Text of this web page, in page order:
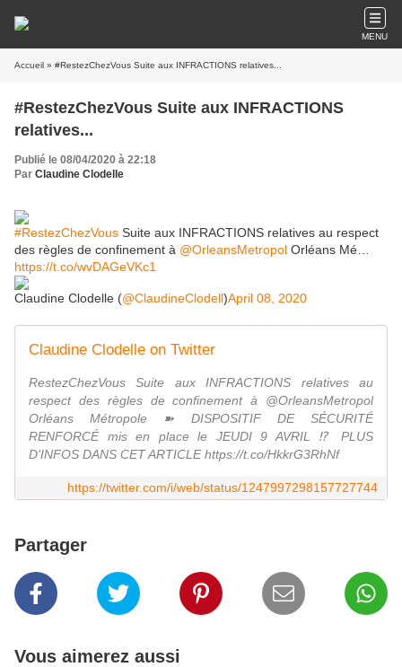
MENU
Accueil » #RestezChezVous Suite aux INFRACTIONS relatives...
#RestezChezVous Suite aux INFRACTIONS
relatives...
Publié le 08/04/2020 à 22:18
Par Claudine Clodelle
#RestezChezVous Suite aux INFRACTIONS relatives au respect
des règles de confinement à @OrleansMetropol Orléans Mé…
https://t.co/wvDAGeVKc1
Claudine Clodelle (@ClaudineClodell)April 08, 2020
Claudine Clodelle on Twitter
RestezChezVous Suite aux INFRACTIONS relatives au
respect des règles de confinement à @OrleansMetropol
Orléans Métropole ➽ DISPOSITIF DE SÉCURITÉ
RENFORCÉ mis en place le JEUDI 9 AVRIL ⁉ PLUS
D'INFOS DANS CET ARTICLE https://t.co/HkkrG3RhNf
https://twitter.com/i/web/status/1247997298157727744
Partager
Vous aimerez aussi